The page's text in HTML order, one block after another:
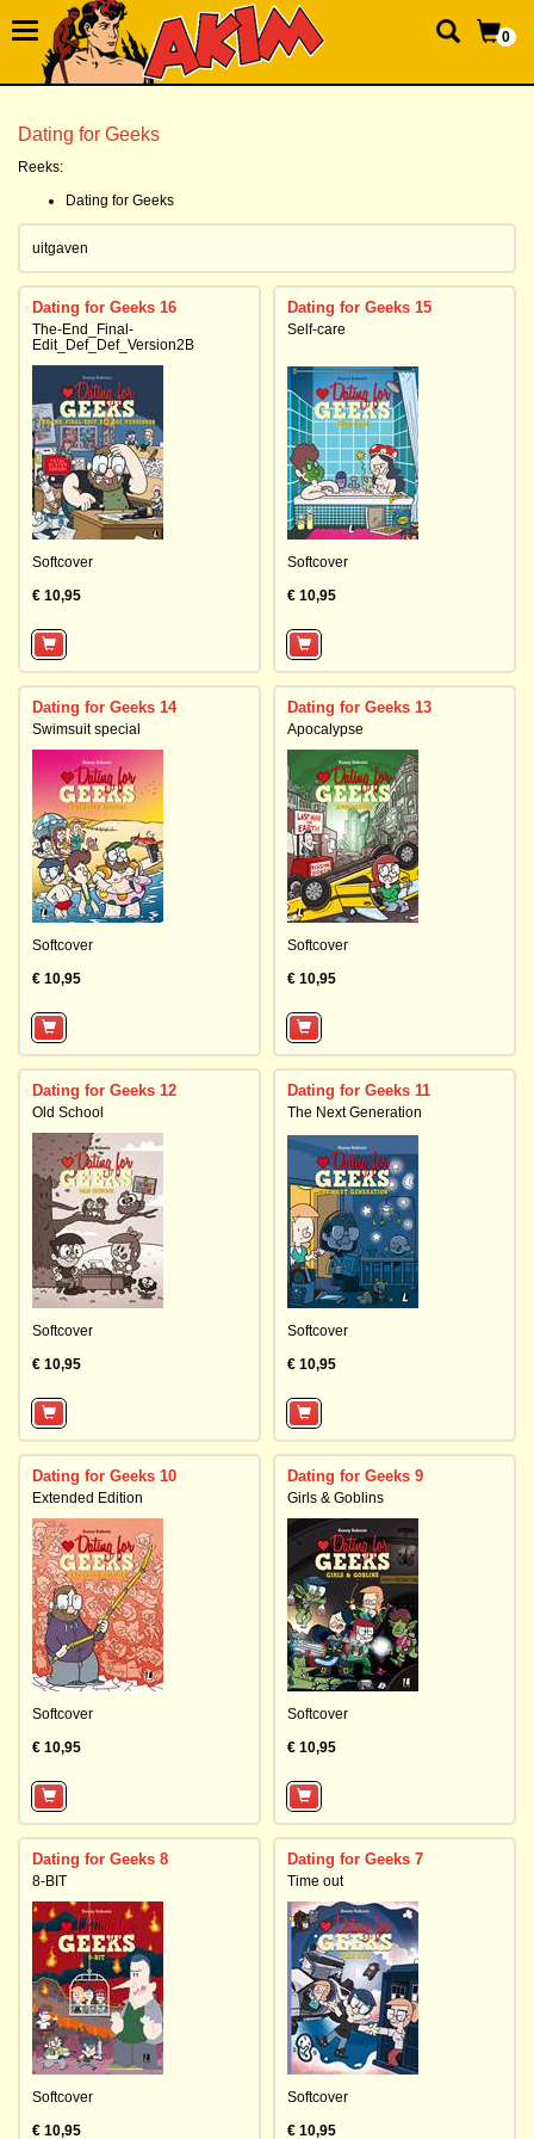
0
Dating for Geeks
Reeks:
Dating for Geeks
uitgaven
Dating for Geeks 16
The-End_Final-
Edit_Def_Def_Version2B
Softcover
€ 10,95
Dating for Geeks 15
Self-care
Softcover
€ 10,95
Dating for Geeks 14
Swimsuit special
Softcover
€ 10,95
Dating for Geeks 13
Apocalypse
Softcover
€ 10,95
Dating for Geeks 12
Old School
Softcover
€ 10,95
Dating for Geeks 11
The Next Generation
Softcover
€ 10,95
Dating for Geeks 10
Extended Edition
Softcover
€ 10,95
Dating for Geeks 9
Girls & Goblins
Softcover
€ 10,95
Dating for Geeks 8
8-BIT
Softcover
€ 10,95
Dating for Geeks 7
Time out
Softcover
€ 10,95